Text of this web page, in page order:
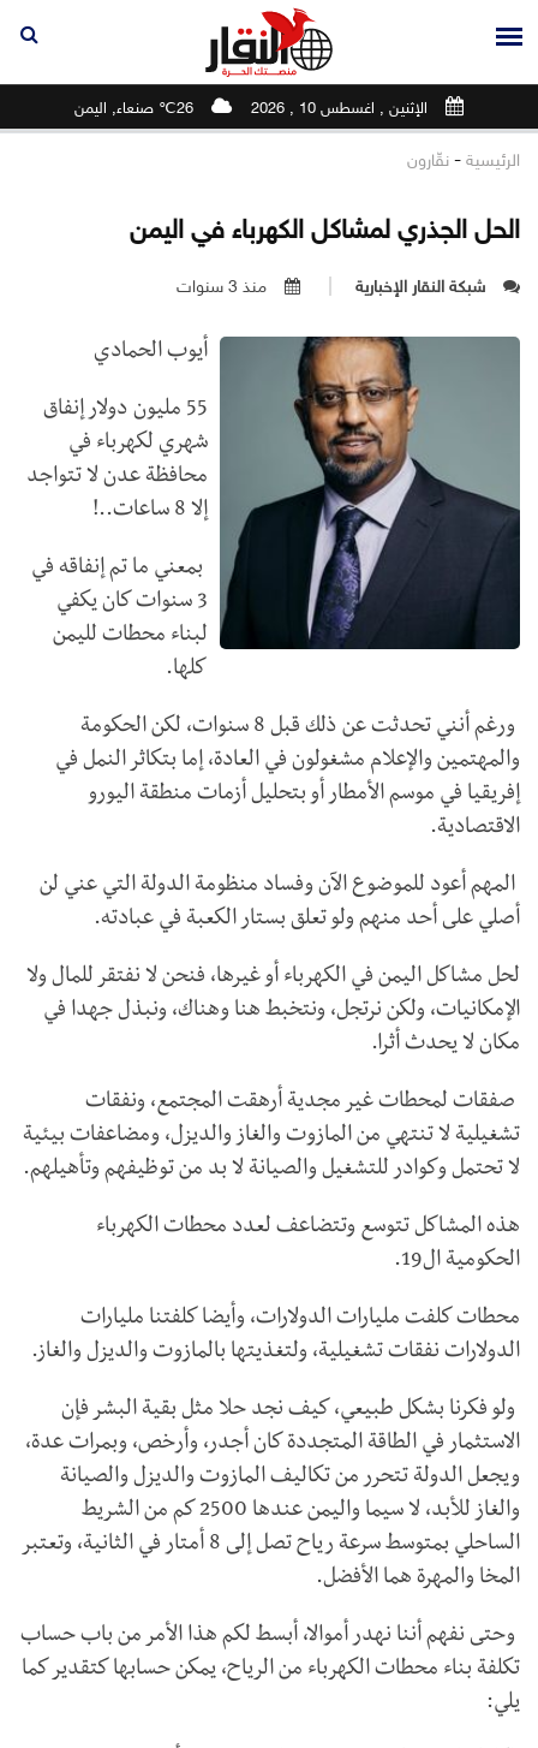
الإثنين , اغسطس 10 , 2026 26℃ صنعاء, اليمن
الرئيسية - نقّارون
الحل الجذري لمشاكل الكهرباء في اليمن
شبكة النقار الإخبارية منذ 3 سنوات
أيوب الحمادي
55 مليون دولار إنفاق
شهري لكهرباء في
محافظة عدن لا تتواجد
إلا 8 ساعات..!
بمعني ما تم إنفاقه في
3 سنوات كان يكفي
لبناء محطات لليمن
كلها.
ورغم أنني تحدثت عن ذلك قبل 8 سنوات، لكن الحكومة
والمهتمين والإعلام مشغولون في العادة، إما بتكاثر النمل في
إفريقيا في موسم الأمطار أو بتحليل أزمات منطقة اليورو
الاقتصادية.
المهم أعود للموضوع الآن وفساد منظومة الدولة التي عني لن
أصلي على أحد منهم ولو تعلق بستار الكعبة في عبادته.
لحل مشاكل اليمن في الكهرباء أو غيرها، فنحن لا نفتقر للمال ولا
الإمكانيات، ولكن نرتجل، ونتخبط هنا وهناك، ونبذل جهدا في
مكان لا يحدث أثرا.
صفقات لمحطات غير مجدية أرهقت المجتمع، ونفقات
تشغيلية لا تنتهي من المازوت والغاز والديزل، ومضاعفات بيئية
لا تحتمل وكوادر للتشغيل والصيانة لا بد من توظيفهم وتأهيلهم.
هذه المشاكل تتوسع وتتضاعف لعدد محطات الكهرباء
الحكومية ال19.
محطات كلفت مليارات الدولارات، وأيضا كلفتنا مليارات
الدولارات نفقات تشغيلية، ولتغذيتها بالمازوت والديزل والغاز.
ولو فكرنا بشكل طبيعي، كيف نجد حلا مثل بقية البشر فإن
الاستثمار في الطاقة المتجددة كان أجدر، وأرخص، وبمرات عدة،
ويجعل الدولة تتحرر من تكاليف المازوت والديزل والصيانة
والغاز للأبد، لا سيما واليمن عندها 2500 كم من الشريط
الساحلي بمتوسط سرعة رياح تصل إلى 8 أمتار في الثانية، وتعتبر
المخا والمهرة هما الأفضل.
وحتى نفهم أننا نهدر أموالا، أبسط لكم هذا الأمر من باب حساب
تكلفة بناء محطات الكهرباء من الرياح، يمكن حسابها كتقدير كما
يلي: